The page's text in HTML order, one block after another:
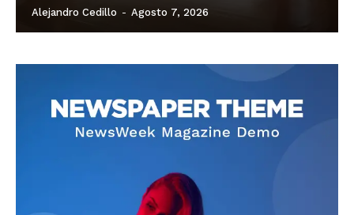
Alejandro Cedillo - Agosto 7, 2026